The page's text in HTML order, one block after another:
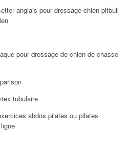
anglais pour dressage chien pitbull
pour dressage de chien de chasse
tubulaire
abdos pilates ou pilates